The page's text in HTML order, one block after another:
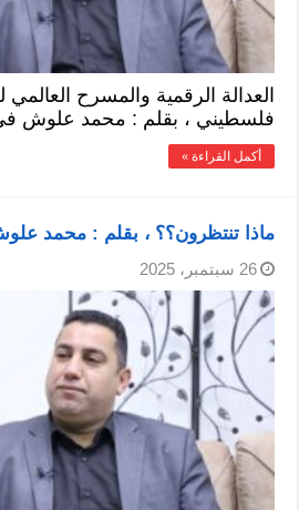
العدالة الرقمية والمسرح العالمي
فلسطيني ، بقلم : محمد علوش
أكمل القراءة »
ماذا تنتظرون؟؟ ، بقلم : محمد
26 سبتمبر، 2025